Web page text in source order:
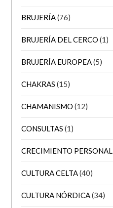
BRUJERÍA(76)
BRUJERÍA DEL CERCO (1)
BRUJERÍA EUROPEA(5)
CHAKRAS (15)
CHAMANISMO (12)
CONSULTAS (1)
CRECIMIENTO PERSONAL
CULTURA CELTA(40)
CULTURA NÓRDICA(34)